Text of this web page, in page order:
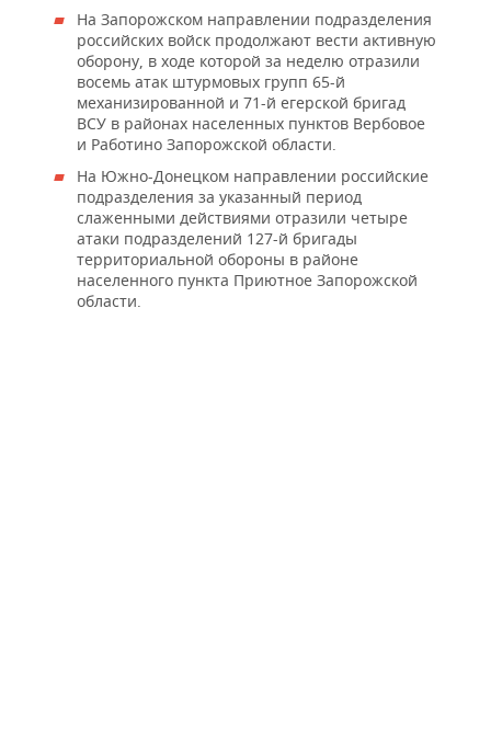
На Запорожском направлении подразделения
российских войск продолжают вести активную
оборону, в ходе которой за неделю отразили
восемь атак штурмовых групп 65-й
механизированной и 71-й егерской бригад
ВСУ в районах населенных пунктов Вербовое
и Работино Запорожской области.
На Южно-Донецком направлении российские
подразделения за указанный период
слаженными действиями отразили четыре
атаки подразделений 127-й бригады
территориальной обороны в районе
населенного пункта Приютное Запорожской
области.